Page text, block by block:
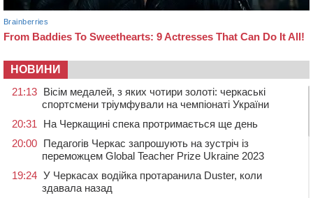
НОВИНИ
21:13 Вісім медалей, з яких чотири золоті: черкаські
спортсмени тріумфували на чемпіонаті України
20:31
На Черкащині спека протримається ще день
20:00 Педагогів Черкас запрошують на зустріч із
переможцем Global Teacher Prize Ukraine 2023
19:24 У Черкасах водійка протаранила Duster, коли
здавала назад